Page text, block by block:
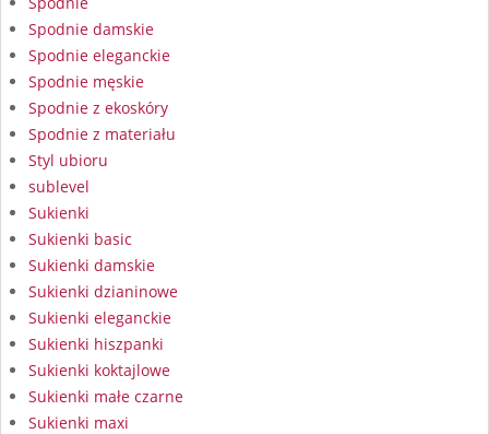
Spodnie damskie
Spodnie eleganckie
Spodnie męskie
Spodnie z ekoskóry
Spodnie z materiału
Styl ubioru
sublevel
Sukienki
Sukienki basic
Sukienki damskie
Sukienki dzianinowe
Sukienki eleganckie
Sukienki hiszpanki
Sukienki koktajlowe
Sukienki małe czarne
Sukienki maxi